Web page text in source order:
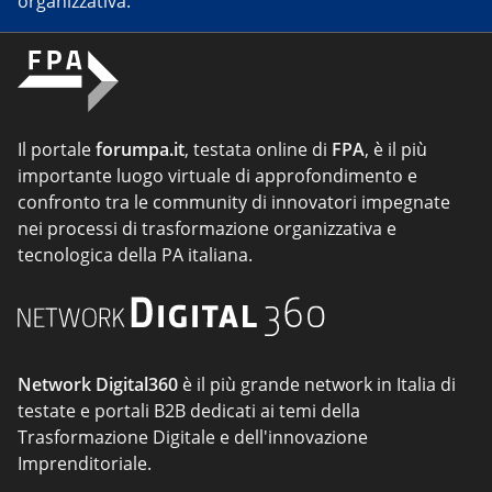
Il portaleforumpa.it, testata online di FPA, è il più
importante luogo virtuale di approfondimento e
confronto tra le community di innovatori impegnate
nei processi di trasformazione organizzativa e
tecnologica della PA italiana.
Network Digital360 è il più grande network in Italia di
testate e portali B2B dedicati ai temi della
Trasformazione Digitale e dell'innovazione
Imprenditoriale.